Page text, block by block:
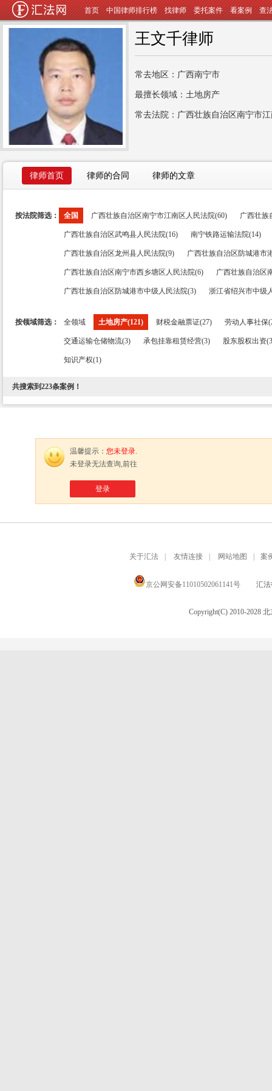
首页 中国律师排行榜 找律师 委托案件 看案例 查
王文千律师
常去地区：广西南宁市
最擅长领域：土地房产
常去法院：广西壮族自治区南宁市
律师首页 律师的合同 律师的文章
按法院筛选： 全国 广西壮族自治区南宁市江南区人民法院(60) 广西壮族
广西壮族自治区武鸣县人民法院(16) 南宁铁路运输法院(14)
广西壮族自治区龙州县人民法院(9) 广西壮族自治区防城港市
广西壮族自治区南宁市西乡塘区人民法院(6) 广西壮族自治区
广西壮族自治区防城港市中级人民法院(3) 浙江省绍兴市中级
按领域筛选： 全领域 土地房产(121) 财税金融票证(27) 劳动人事社保
交通运输仓储物流(3) 承包挂靠租赁经营(3) 股东股权出资
知识产权(1)
共搜索到223条案例！
温馨提示： 您未登录.
未登录无法查询,前往
登录
关于汇法 友情连接 网站地图 案
京公网安备11010502061141号 汇法
Copyright(C) 2010-2028